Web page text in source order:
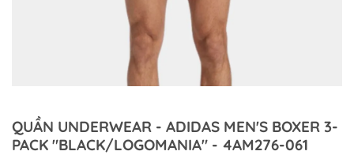
QUẦN UNDERWEAR - ADIDAS MEN'S BOXER 3-
PACK "BLACK/LOGOMANIA" - 4AM276-061